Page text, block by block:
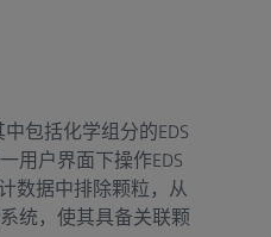
包括化学组分的EDS
用户界面下操作EDS
数据中排除颗粒，从
统，使其具备关联颗